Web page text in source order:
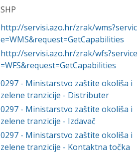
SHP
http://servisi.azo.hr/zrak/wms?servic
e=WMS&request=GetCapabilities
http://servisi.azo.hr/zrak/wfs?service
=WFS&request=GetCapabilities
0297 - Ministarstvo zaštite okoliša i
zelene tranzicije - Distributer
0297 - Ministarstvo zaštite okoliša i
zelene tranzicije - Izdavač
0297 - Ministarstvo zaštite okoliša i
zelene tranzicije - Kontaktna točka